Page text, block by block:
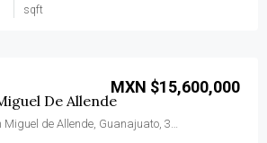
sqft
De Allende
MXN $15,600,000
Los Huizaches, Los Huizachez, San Miguel de Allende, Guanajuato, 37797, México